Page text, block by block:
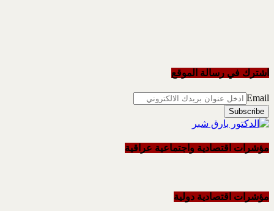
اشترك في رسالة الموقع
Email
مؤشرات اقتصادية واجتماعية عراقية
مؤشرات اقتصادية دولية